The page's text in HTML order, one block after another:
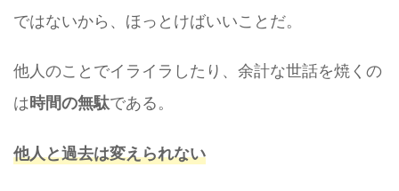
ではないから、ほっとけばいいことだ。
他人のことでイライラしたり、余計な世話を焼くの
は時間の無駄である。
他人と過去は変えられない